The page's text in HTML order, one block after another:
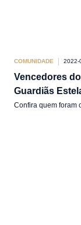
COMUNIDADE 2022-
Vencedores
Guardiãs
Confira quem foram